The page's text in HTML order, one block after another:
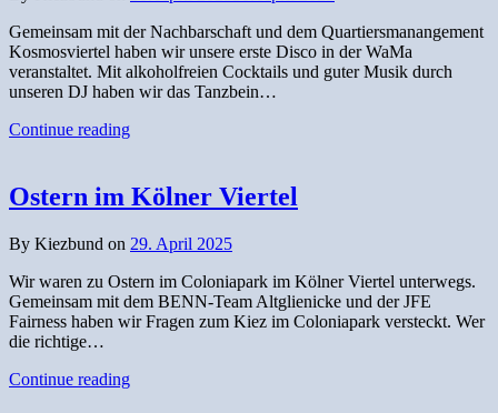
Gemeinsam mit der Nachbarschaft und dem Quartiersmanangement
Kosmosviertel haben wir unsere erste Disco in der WaMa
veranstaltet. Mit alkoholfreien Cocktails und guter Musik durch
unseren DJ haben wir das Tanzbein…
Continue reading
Ostern im Kölner Viertel
By Kiezbund on 29. April 2025
Wir waren zu Ostern im Coloniapark im Kölner Viertel unterwegs.
Gemeinsam mit dem BENN-Team Altglienicke und der JFE
Fairness haben wir Fragen zum Kiez im Coloniapark versteckt. Wer
die richtige…
Continue reading